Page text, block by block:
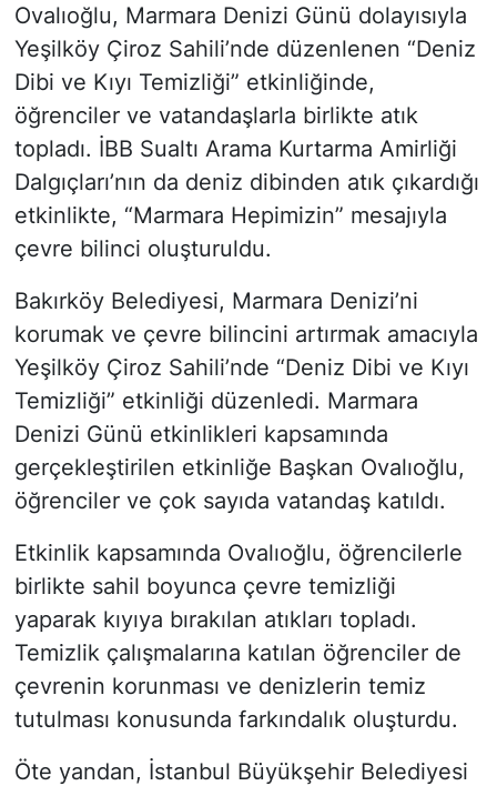
Ovalıoğlu, Marmara Denizi Günü dolayısıyla
Yeşilköy Çiroz Sahili’nde düzenlenen “Deniz
Dibi ve Kıyı Temizliği” etkinliğinde,
öğrenciler ve vatandaşlarla birlikte atık
topladı. İBB Sualtı Arama Kurtarma Amirliği
Dalgıçları’nın da deniz dibinden atık çıkardığı
etkinlikte, “Marmara Hepimizin” mesajıyla
çevre bilinci oluşturuldu.
Bakırköy Belediyesi, Marmara Denizi’ni
korumak ve çevre bilincini artırmak amacıyla
Yeşilköy Çiroz Sahili’nde “Deniz Dibi ve Kıyı
Temizliği” etkinliği düzenledi. Marmara
Denizi Günü etkinlikleri kapsamında
gerçekleştirilen etkinliğe Başkan Ovalıoğlu,
öğrenciler ve çok sayıda vatandaş katıldı.
Etkinlik kapsamında Ovalıoğlu, öğrencilerle
birlikte sahil boyunca çevre temizliği
yaparak kıyıya bırakılan atıkları topladı.
Temizlik çalışmalarına katılan öğrenciler de
çevrenin korunması ve denizlerin temiz
tutulması konusunda farkındalık oluşturdu.
Öte yandan, İstanbul Büyükşehir Belediyesi